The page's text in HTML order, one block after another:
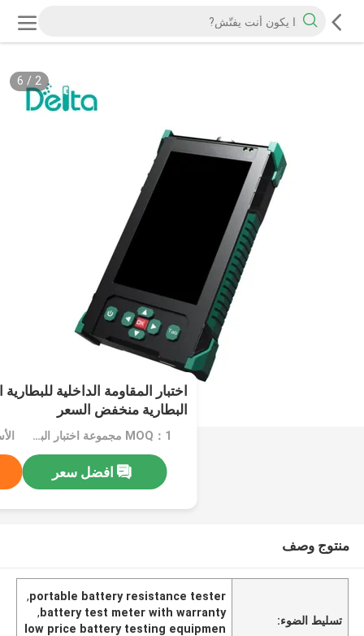
2
/
6
اختبار المقاومة الداخلية
البطارية منخفض السعر
MOQ：1 مجموعة اختبار البطارية متر
افضل سعر
منتوج وصف
تسليط الضوء:
portable battery resistance tester
,
battery test meter with warranty
,
low price battery testing equipmen